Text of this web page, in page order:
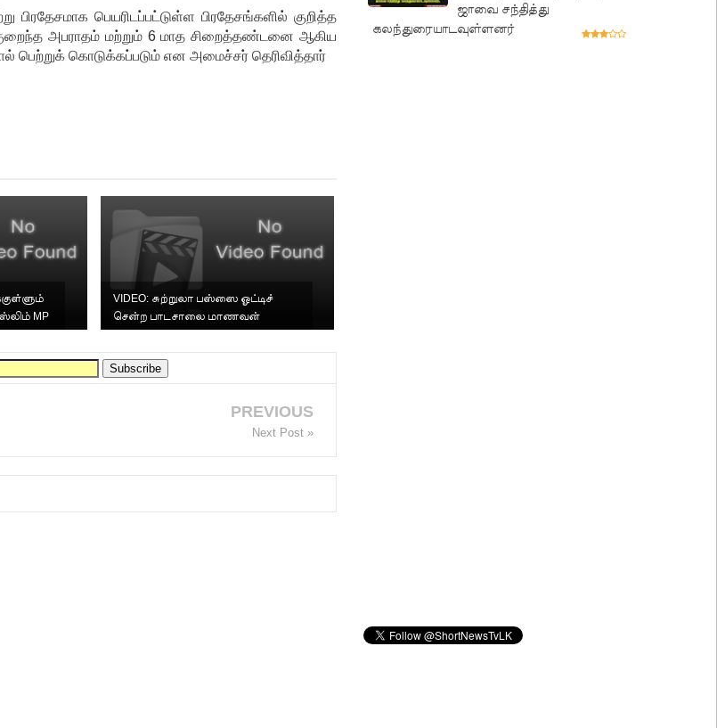
பெயரிடப்பட்டுள்ள பிரதேசங்களில் குறித்த
குறைந்த அபராதம் மற்றும் 6 மாத சிறைத்தண்டனை ஆகிய
கொடுக்கப்படும் என அமைச்சர் தெரிவித்தார்
MP
VIDEO: சுற்றுலா பஸ்ஸை ஓட்டிச்
சென்ற பாடசாலை மாணவன்
PREVIOUS
Next Post »
ஜாவை சந்தித்து
கலந்துரையாடவுள்ளனர்